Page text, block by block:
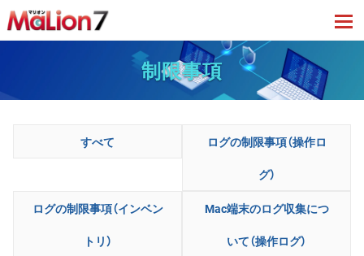
制限事項
すべて
ログの制限事項（操作ロ
グ）
ログの制限事項（インベン
トリ）
Mac端末のログ収集につ
いて（操作ログ）